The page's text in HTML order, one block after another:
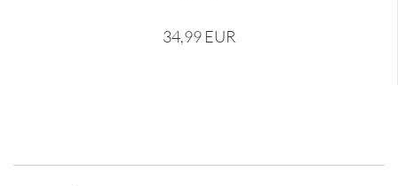
34,99 EUR